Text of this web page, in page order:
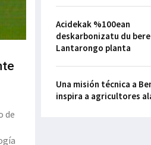
de
Acidekak %100ean
deskarbonizatu du bere
Lantarongo planta
Una misión técnica a
inspira a agricultores